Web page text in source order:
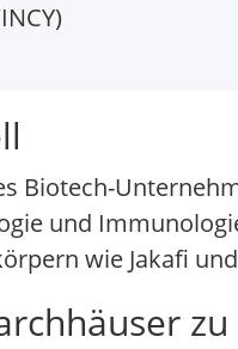
Biotech-
und
wie Jakafi